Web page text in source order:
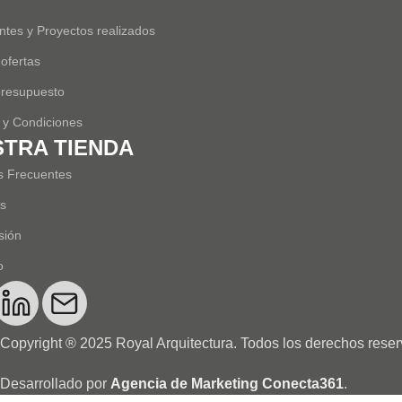
y Proyectos realizados
Condiciones
TIENDA
Frecuentes
Copyright ® 2025 Royal Arquitectura. Todos los derechos
Desarrollado por Agencia de Marketing Conecta361.